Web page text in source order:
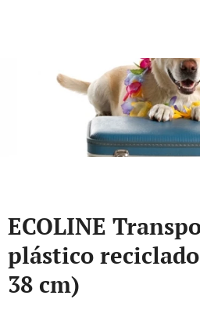
ECOLINE
plástico
38 cm)